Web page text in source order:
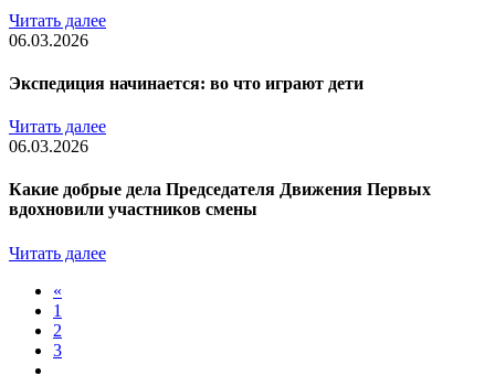
Читать далее
06.03.2026
Экспедиция начинается: во что играют дети
Читать далее
06.03.2026
Какие добрые дела Председателя Движения Первых
вдохновили участников смены
Читать далее
«
1
2
3